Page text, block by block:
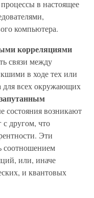
в настоящее
компьютера.
корреляциями
связи между
в ходе тех или
для всех окружающих
состояния возникают
с другом, что
Эти
соотношением
или, иначе
и квантовых